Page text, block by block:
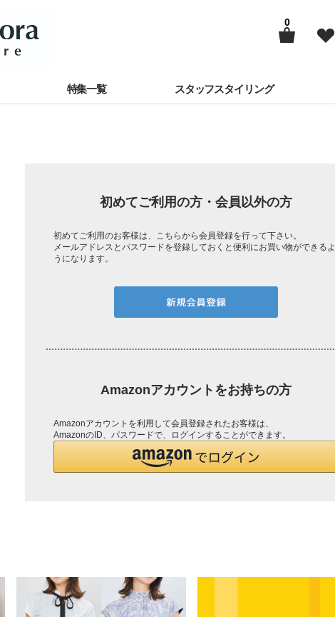
0
特集一覧 スタッフスタイリング
初めてご利用の方・会員以外の方
初めてご利用のお客様は、こちらから会員登録を行って下さい。
メールアドレスとパスワードを登録しておくと便利にお買い物ができるよ
うになります。
Amazonアカウントをお持ちの方
Amazonアカウントを利用して会員登録されたお客様は、
AmazonのID、パスワードで、ログインすることができます。